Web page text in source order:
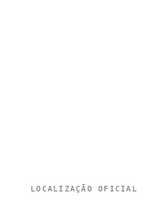
LOCALIZAÇÃO OFICIAL